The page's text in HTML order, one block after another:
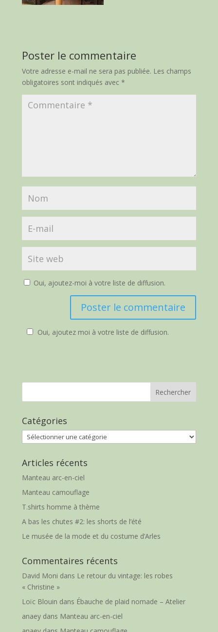
Poster le commentaire
Votre adresse e-mail ne sera pas publiée. Les champs
obligatoires sont indiqués avec *
Oui, ajoutez-moi à votre liste de diffusion.
Oui, ajoutez moi à votre liste de diffusion.
Catégories
Catégories
Articles récents
Manteau arc-en-ciel
Manteau camouflage
T.shirts homme à thème
A bas les chutes #2: les shorts de l’été
Le musée de la mode et du costume d’Arles
Commentaires récents
David Moni dans Le retour du vintage: les robes
« Christine »
Loïc Blouin dans Ébauche de plaid nomade – Atelier
anaeydans Manteau arc-en-ciel